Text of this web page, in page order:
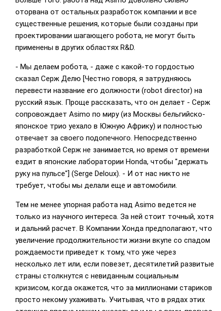
оторвана от остальных разработок компании и все
существенные решения, которые были созданы при
проектировании шагающего робота, не могут быть
применены в других областях R&D.
- Мы делаем робота, - даже с какой-то гордостью
сказал Серж Делю [Честно говоря, я затрудняюсь
перевести название его должности (robot director) на
русский язык. Проще рассказать, что он делает - Серж
сопровождает Asimo по миру (из Москвы бельгийско-
японское трио уехало в Южную Африку) и полностью
отвечает за своего подопечного. Непосредственно
разработкой Серж не занимается, но время от времени
ездит в японские лаборатории Honda, чтобы "держать
руку на пульсе"] (Serge Deloux). - И от нас никто не
требует, чтобы мы делали еще и автомобили.
Тем не менее упорная работа над Asimo ведется не
только из научного интереса. За ней стоит точный, хотя
и дальний расчет. В Компании Хонда предполагают, что
увеличение продолжительности жизни вкупе со спадом
рождаемости приведет к тому, что уже через
несколько лет или, если повезет, десятилетий развитые
страны столкнутся с невиданным социальным
кризисом, когда окажется, что за миллионами стариков
просто некому ухаживать. Учитывая, что в рядах этих